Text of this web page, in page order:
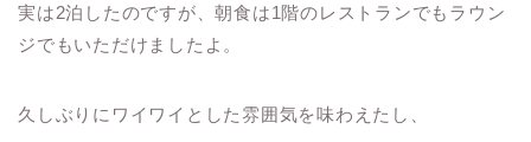
実は2泊したのですが、朝食は1階のレストランでもラウン
ジでもいただけましたよ。
久しぶりにワイワイとした雰囲気を味わえたし、